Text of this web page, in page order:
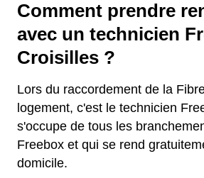
Comment prendre
avec un technicien
Croisilles ?
Lors du raccordement de la
logement, c'est le technicien
s'occupe de tous les
Freebox et qui se rend
domicile.